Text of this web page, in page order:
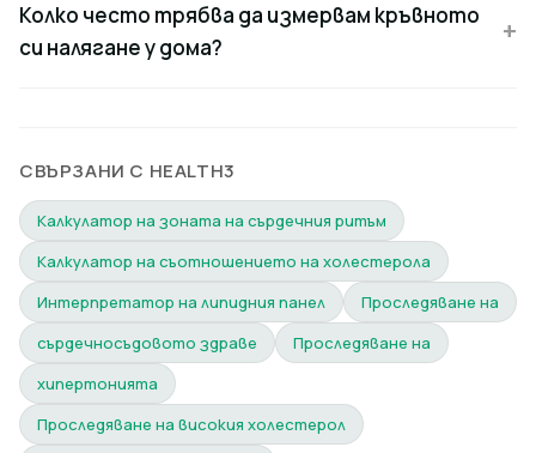
Колко често трябва да измервам кръвното
си налягане у дома?
СВЪРЗАНИ С HEALTH3
Калкулатор на зоната на сърдечния ритъм
Калкулатор на съотношението на холестерола
Интерпретатор на липидния панел
Проследяване на
сърдечносъдовото здраве
Проследяване на
хипертонията
Проследяване на високия холестерол